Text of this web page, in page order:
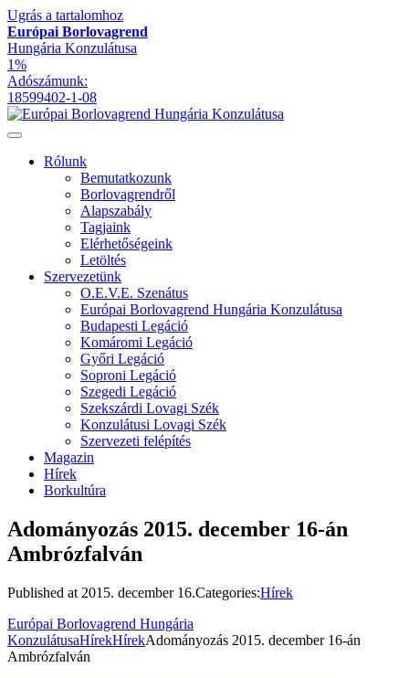
Ugrás a tartalomhoz
Európai Borlovagrend
Hungária Konzulátusa
1%
Adószámunk:
18599402-1-08
Rólunk
Bemutatkozunk
Borlovagrendről
Alapszabály
Tagjaink
Elérhetőségeink
Letöltés
Szervezetünk
O.E.V.E. Szenátus
Európai Borlovagrend Hungária Konzulátusa
Budapesti Legáció
Komáromi Legáció
Győri Legáció
Soproni Legáció
Szegedi Legáció
Szekszárdi Lovagi Szék
Konzulátusi Lovagi Szék
Szervezeti felépítés
Magazin
Hírek
Borkultúra
Adományozás 2015. december 16-án
Ambrózfalván
Published at 2015. december 16.Categories:Hírek
Európai Borlovagrend Hungária
KonzulátusaHírekHírekAdományozás 2015. december 16-án
Ambrózfalván